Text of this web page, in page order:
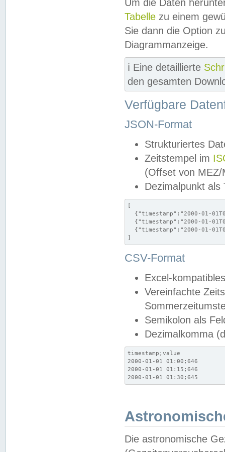
Um die Daten
Tabelle zu einem
Sie dann die Option
Diagrammanzeige.
ℹ️ Eine detaillierte
den gesamten
Verfügbare
JSON-Format
Strukturiertes
Zeitstempel im
(Offset von MEZ/
Dezimalpunkt als
[
{"timestamp":"2000-01-
{"timestamp":"2000-01-
{"timestamp":"2000-01-
]
CSV-Format
Excel-
Vereinfachte
Semikolon als
Dezimalkomma
timestamp;value
2000-01-01 01:00;646
2000-01-01 01:15;646
2000-01-01 01:30;645
Die astronomische